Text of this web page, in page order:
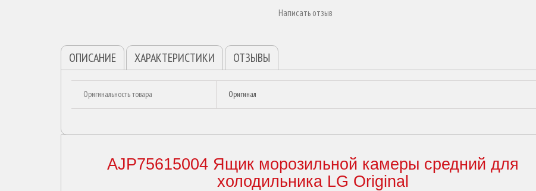
Написать отзыв
ОПИСАНИЕ ХАРАКТЕРИСТИКИ ОТЗЫВЫ
Оригинальность товара Оригинал
AJP75615004 Ящик морозильной камеры средний для
холодильника LG Original